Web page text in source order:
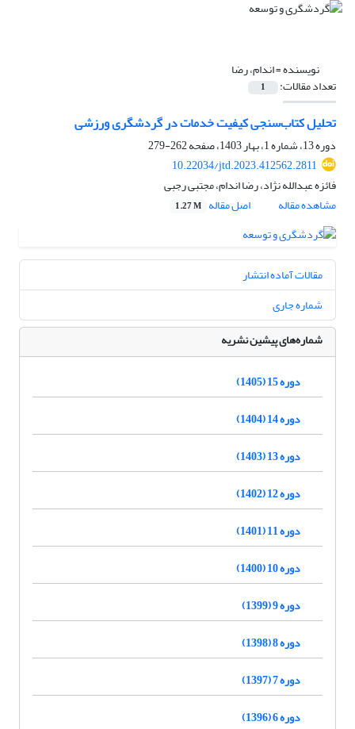
نویسنده =اندام، رضا
تعداد مقالات: 1
تحلیل کتاب‌سنجی کیفیت خدمات در گردشگری ورزشی
دوره 13، شماره 1، بهار 1403، صفحه
262-279
10.22034/jtd.2023.412562.2811
فائزه عبدالله نژاد، رضا اندام، مجتبی رجبی
مشاهده مقاله
اصل مقاله 1.27 M
مقالات آماده انتشار
شماره جاری
شماره‌های پیشین نشریه
دوره 15 (1405)
دوره 14 (1404)
دوره 13 (1403)
دوره 12 (1402)
دوره 11 (1401)
دوره 10 (1400)
دوره 9 (1399)
دوره 8 (1398)
دوره 7 (1397)
دوره 6 (1396)